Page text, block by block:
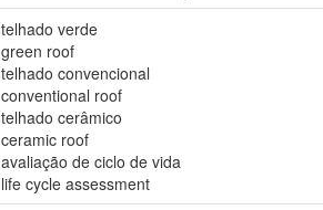
telhado verde
green roof
telhado convencional
conventional roof
telhado cerâmico
ceramic roof
avaliação de ciclo de vida
life cycle assessment